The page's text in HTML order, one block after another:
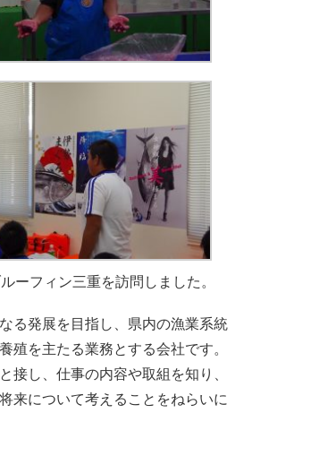
ーフィン三重を訪問しました。
る発展を目指し、県内の漁業系統
殖を主たる業務とする会社です。
接し、仕事の内容や取組を知り、
来について考えることをねらいに